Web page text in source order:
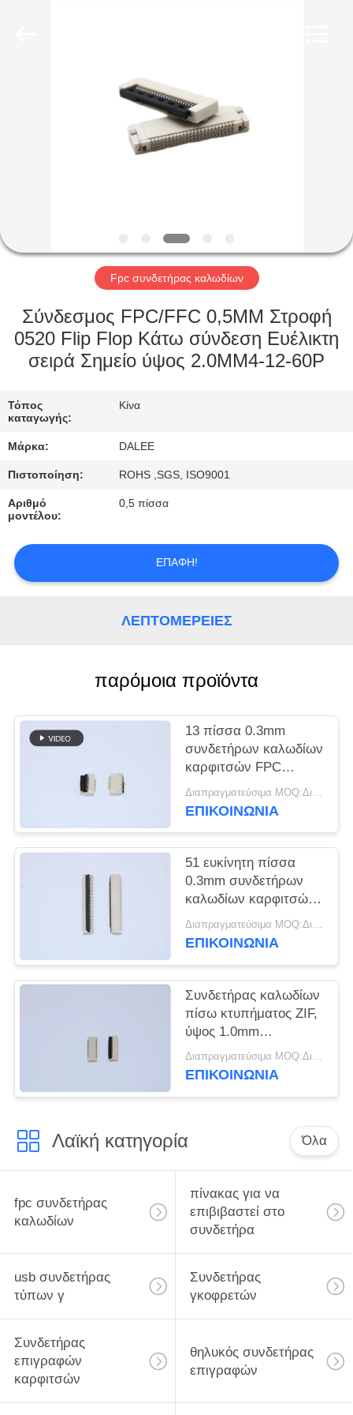
ΓΎΡΟΣ
ΕΡΓΟΣΤΑΣΊΩΝ
ΠΟΙΟΤΙΚΌΣ
ΈΛΕΓΧΟΣ
ΜΑΣ
ΕΛΆΤΕ
ΕΠΑΦΉ
ΜΕ
ΖΗΤΉΣΤΕ
ΈΝΑ
ΑΠΌΣΠΑΣΜΑ
SITEMAP
POLICY
Fpc συνδετήρας καλωδίων
Σύνδεσμος FPC/FFC 0,5MM Στροφή
0520 Flip Flop Κάτω σύνδεση Ευέλικτη
σειρά Σημείο ύψος 2.0MM4-12-60P
Τόπος
καταγωγής:
Κίνα
Μάρκα: DALEE
Πιστοποίηση: ROHS ,SGS, ISO9001
Αριθμό
μοντέλου:
0,5 πίσσα
ΕΠΑΦΉ!
ΛΕΠΤΟΜΈΡΕΙΕΣ
παρόμοια προϊόντα
13 πίσσα 0.3mm
συνδετήρων καλωδίων
καρφιτσών FPC
εύκολη σε R/A SMT με
το ύψος 1,0 ΚΚ
Διαπραγματεύσιμα MOQ:Διαπραγματεύσιμο
ΕΠΙΚΟΙΝΩΝΙΑ
51 ευκίνητη πίσσα
0.3mm συνδετήρων
καλωδίων καρφιτσών
FPC εύκολος-σε R/A
SMT για το ιατρικό
Διαπραγματεύσιμα MOQ:Διαπραγματεύσιμο
ΕΠΙΚΟΙΝΩΝΙΑ
Συνδετήρας καλωδίων
πίσω κτυπήματος ZIF,
ύψος 1.0mm
συνδετήρες
ηλεκτρικών καλωδίων
Διαπραγματεύσιμα MOQ:Διαπραγματεύσιμο
ΕΠΙΚΟΙΝΩΝΙΑ
Λαϊκή κατηγορία Όλα
fpc συνδετήρας
καλωδίων
πίνακας για να
επιβιβαστεί στο
συνδετήρα
usb συνδετήρας
τύπων γ
Συνδετήρας
γκοφρετών
Συνδετήρας
επιγραφών
καρφιτσών
θηλυκός συνδετήρας
επιγραφών